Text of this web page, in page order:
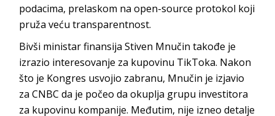
podacima, prelaskom na open-source protokol koji
pruža veću transparentnost.
Bivši ministar finansija Stiven Mnučin takođe je
izrazio interesovanje za kupovinu TikToka. Nakon
što je Kongres usvojio zabranu, Mnučin je izjavio
za CNBC da je počeo da okuplja grupu investitora
za kupovinu kompanije. Međutim, nije izneo detalje